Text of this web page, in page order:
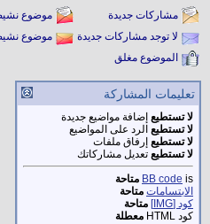
مشاركات جديدة
موضوع
لا توجد مشاركات جديدة
موضوع
الموضوع مغلق
تعليمات المشاركة
لا تستطيع إضافة مواضيع جديدة
لا تستطيع الرد على المواضيع
لا تستطيع إرفاق ملفات
لا تستطيع تعديل مشاركاتك
BB code is
متاحة
الابتسامات متاحة
كود [IMG]
متاحة
كود HTML
معطلة